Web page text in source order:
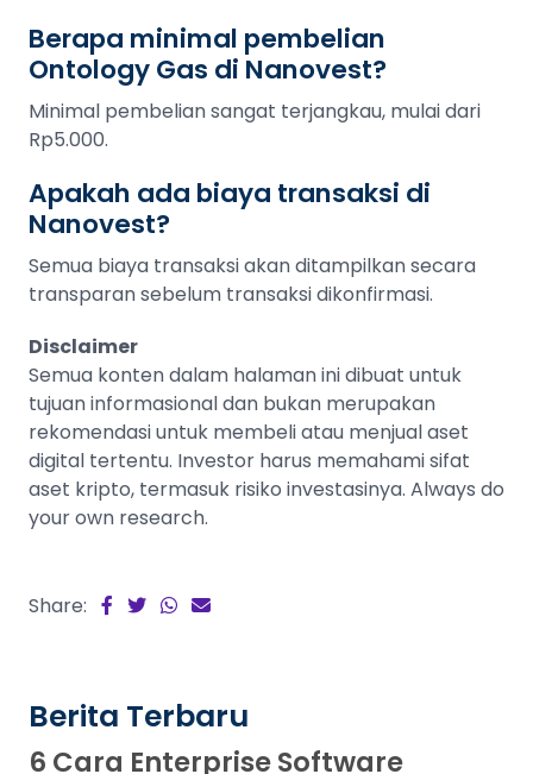
Berapa minimal pembelian
Ontology Gas di Nanovest?
Minimal pembelian sangat terjangkau, mulai dari
Rp5.000.
Apakah ada biaya transaksi di
Nanovest?
Semua biaya transaksi akan ditampilkan secara
transparan sebelum transaksi dikonfirmasi.
Disclaimer
Semua konten dalam halaman ini dibuat untuk
tujuan informasional dan bukan merupakan
rekomendasi untuk membeli atau menjual aset
digital tertentu. Investor harus memahami sifat
aset kripto, termasuk risiko investasinya. Always do
your own research.
Share:
Berita Terbaru
6 Cara Enterprise Software